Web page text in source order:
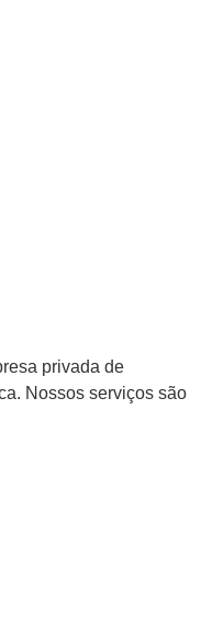
privada de
Nossos serviços são